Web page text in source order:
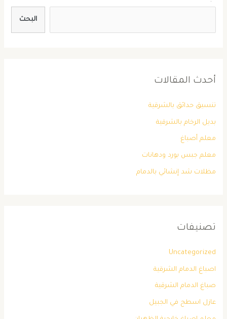
البحث
أحدث المقالات
تنسيق حدائق بالشرقية
بديل الرخام بالشرقية
معلم أصباغ
معلم جبس بورد ودهانات
مظلات شد إنشائي بالدمام
تصنيفات
Uncategorized
اصباغ الدمام الشرقية
صباغ الدمام الشرقية
عازل اسطح في الجبيل